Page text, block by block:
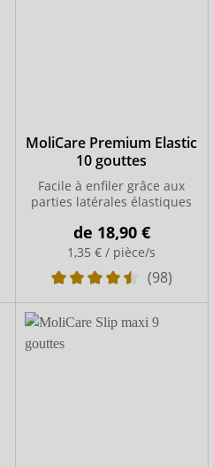
MoliCare Premium Elastic
10 gouttes
Facile à enfiler grâce aux
parties latérales élastiques
de 18,90 €
1,35 € / pièce/s
(98)